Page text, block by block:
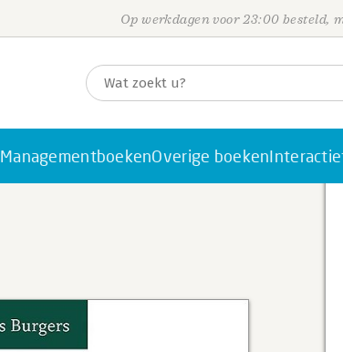
Op werkdagen voor 23:00 besteld,
ManagementboekenOverige boeken